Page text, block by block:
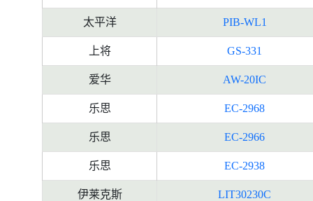
太平洋 PIB-WL1
上将 GS-331
爱华 AW-20IC
乐思 EC-2968
乐思 EC-2966
乐思 EC-2938
伊莱克斯 LIT30230C